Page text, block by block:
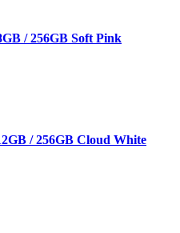
/ 256GB Soft Pink
/ 256GB Cloud White